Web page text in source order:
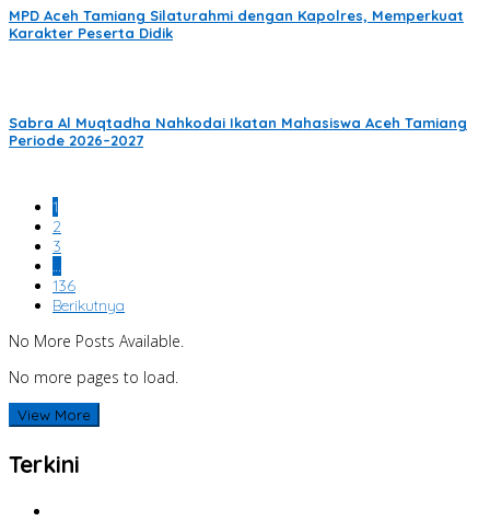
MPD Aceh Tamiang Silaturahmi dengan Kapolres, Memperkuat
Karakter Peserta Didik
Sabra Al Muqtadha Nahkodai Ikatan Mahasiswa Aceh Tamiang
Periode 2026–2027
1
2
3
…
136
Berikutnya
No More Posts Available.
No more pages to load.
View More
Terkini